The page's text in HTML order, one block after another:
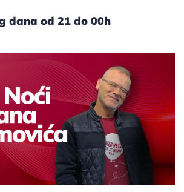
dana od 21 do 00h